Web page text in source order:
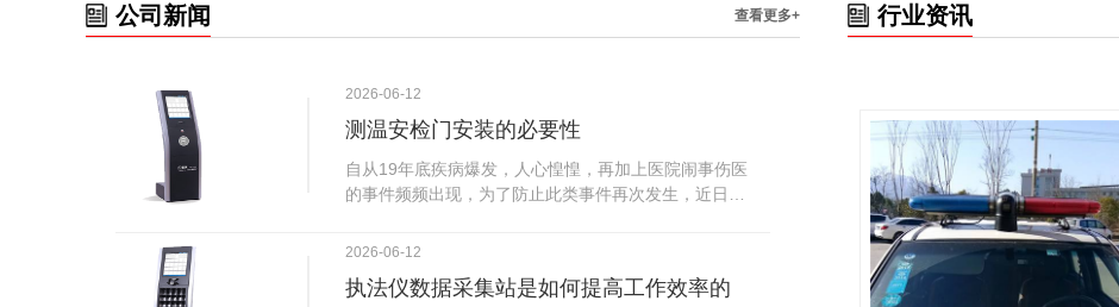
公司新闻 查看更多+
2026-06-12
测温安检门安装的必要性
自从19年底疾病爆发，人心惶惶，再加上医院闹事伤医
的事件频频出现，为了防止此类事件再次发生，近日，
尽快的安装安检门等设备，开展安全工作。此消息一经
个，其一，安装安检门是否会激化矛盾。其二，安装安
2026-06-12
执法仪数据采集站是如何提高工作效率的
行业资讯